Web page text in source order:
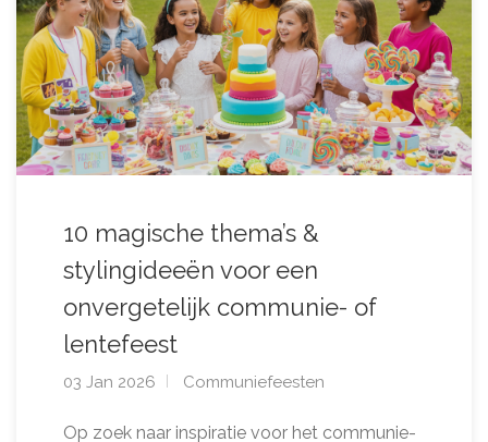
10 magische thema’s &
stylingideeën voor een
onvergetelijk communie- of
lentefeest
03 Jan 2026 Communiefeesten
Op zoek naar inspiratie voor het communie-